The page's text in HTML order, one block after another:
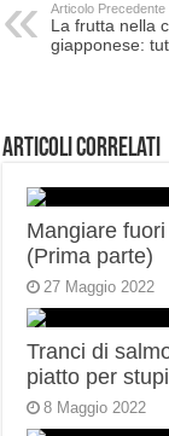
Articolo Precedente
La frutta nella
giapponese:
Articoli correlati
Mangiare
(Prima parte)
27 Maggio 2022
Tranci di
piatto per
8 Maggio 2022